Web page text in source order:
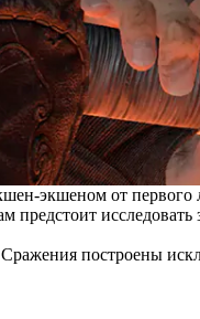
экшеном от
предстоит
построены